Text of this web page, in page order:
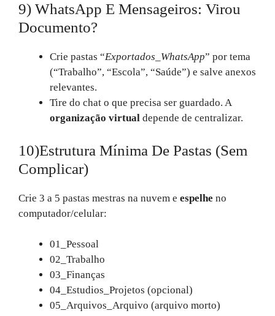
9) WhatsApp E Mensageiros: Virou
Documento?
Crie pastas “Exportados_WhatsApp” por tema
(“Trabalho”, “Escola”, “Saúde”) e salve anexos
relevantes.
Tire do chat o que precisa ser guardado. A
organização virtual depende de centralizar.
10)Estrutura Mínima De Pastas (sem
Complicar)
Crie 3 a 5 pastas mestras na nuvem e espelhe no
computador/celular:
01_Pessoal
02_Trabalho
03_Finanças
04_Estudios_Projetos (opcional)
05_Arquivos_Arquivo (arquivo morto)